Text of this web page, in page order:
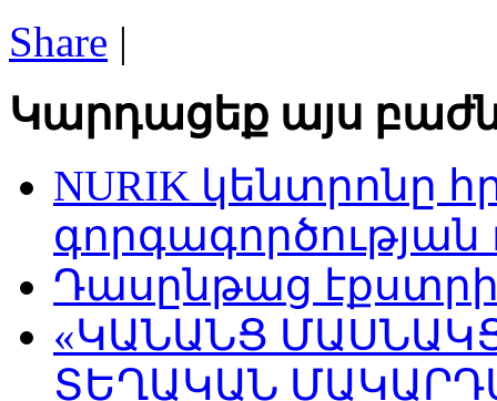
Share |
Կարդացեք այս
NURIK կենտրոնը
Դասընթաց
«ԿԱՆԱՆՑ
ՏԵՂԱԿԱՆ